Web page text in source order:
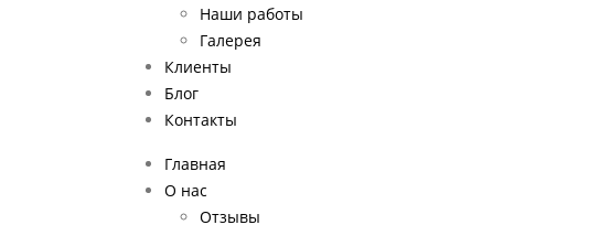
Наши работы
Галерея
Клиенты
Блог
Контакты
Главная
О нас
Отзывы